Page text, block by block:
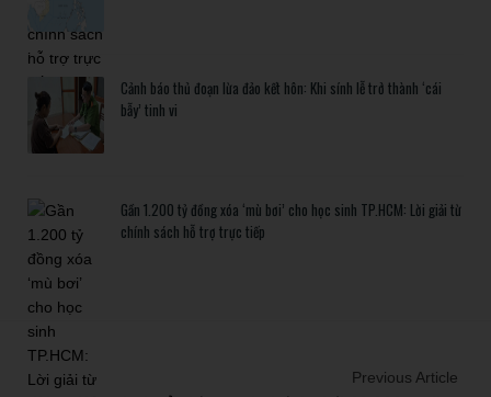
Cảnh báo thủ đoạn lừa đảo kết hôn: Khi sính lễ trở thành ‘cái
bẫy’ tinh vi
Gần 1.200 tỷ đồng xóa ‘mù bơi’ cho học sinh TP.HCM: Lời giải từ
chính sách hỗ trợ trực tiếp
Previous Article